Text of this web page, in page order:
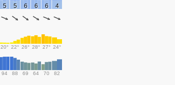
5 5 6 6 6 4
20° 22° 26° 28° 27° 24°
94 88 69 64 70 82